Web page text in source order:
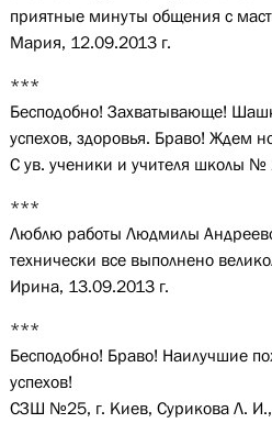
приятные минуты общения с
Мария, 12.09.2013 г.
***
Бесподобно! Захватывающе!
успехов, здоровья. Браво! Ждем
С ув. ученики и учителя школы №
***
Люблю работы Людмилы
технически все выполнено
Ирина, 13.09.2013 г.
***
Бесподобно! Браво! Наилучшие
успехов!
СЗШ №25, г. Киев, Сурикова Л.